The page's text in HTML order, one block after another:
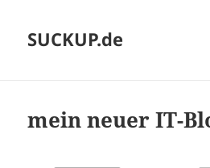
SUCKUP.de
mein neuer IT-